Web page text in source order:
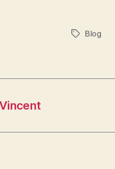
Blog